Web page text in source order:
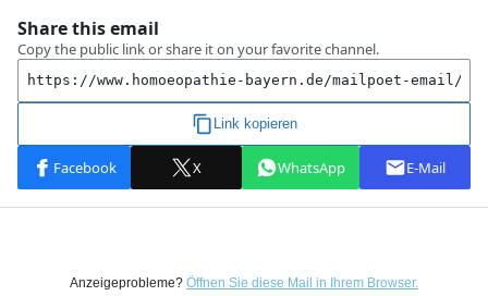
Anzeigeprobleme? Öffnen Sie diese Mail in Ihrem Browser.